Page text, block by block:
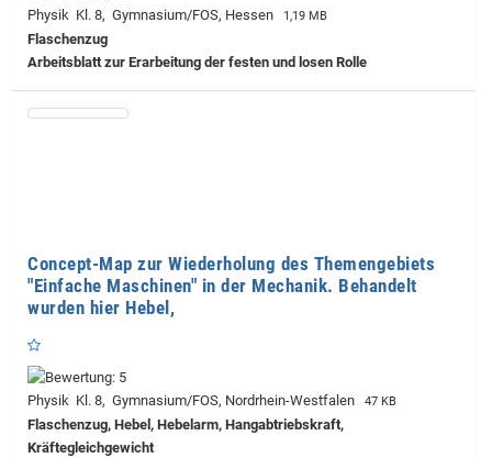
Physik Kl. 8, Gymnasium/FOS, Hessen 1,19 MB
Flaschenzug
Arbeitsblatt zur Erarbeitung der festen und losen Rolle
Concept-Map zur Wiederholung des Themengebiets
"Einfache Maschinen" in der Mechanik. Behandelt
wurden hier Hebel,
Physik Kl. 8, Gymnasium/FOS, Nordrhein-Westfalen 47 KB
Flaschenzug, Hebel, Hebelarm, Hangabtriebskraft,
Kräftegleichgewicht